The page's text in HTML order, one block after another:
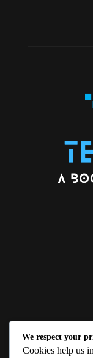
We respect your
Cookies help us